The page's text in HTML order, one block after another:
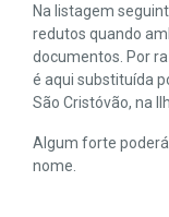
Na listagem
redutos quando
documentos. Por
é aqui substituída
São Cristóvão, na
Algum forte
nome.